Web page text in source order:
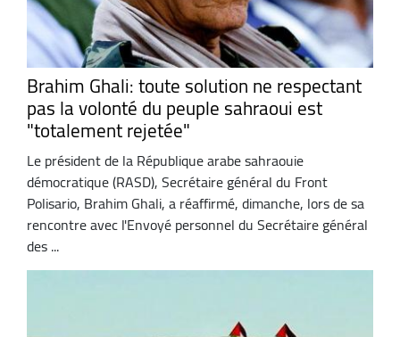
Brahim Ghali: toute solution ne respectant
pas la volonté du peuple sahraoui est
"totalement rejetée"
Le président de la République arabe sahraouie
démocratique (RASD), Secrétaire général du Front
Polisario, Brahim Ghali, a réaffirmé, dimanche, lors de sa
rencontre avec l'Envoyé personnel du Secrétaire général
des ...